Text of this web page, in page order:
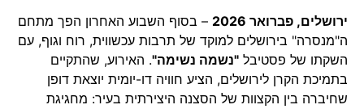
ירושלים, פברואר 2026
– בסוף השבוע האחרון הפך מתחם
ה"מנסרה" בירושלים למוקד של תרבות עכשווית, רוח וגוף, עם
השקתו של פסטיבל "נשמה נשימה". האירוע, שהתקיים
בתמיכת הקרן לירושלים, הציע חוויה דו-יומית יוצאת דופן
שחיברה בין הקצוות של הסצנה היצירתית בעיר: מחגיגת